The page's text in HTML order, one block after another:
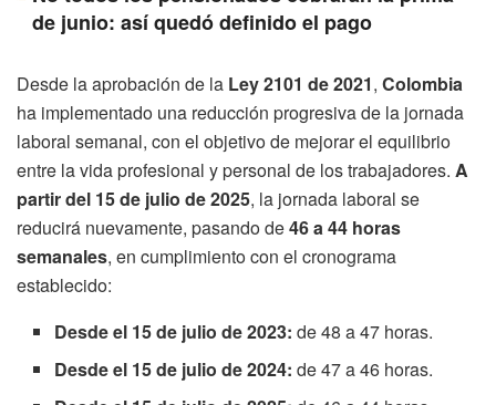
de junio: así quedó definido el pago
Desde la aprobación de la Ley 2101 de 2021, Colombia
ha implementado una reducción progresiva de la jornada
laboral semanal, con el objetivo de mejorar el equilibrio
entre la vida profesional y personal de los trabajadores. A
partir del 15 de julio de 2025, la jornada laboral se
reducirá nuevamente, pasando de46 a 44 horas
semanales, en cumplimiento con el cronograma
establecido:
Desde el 15 de julio de 2023: de 48 a 47 horas.
Desde el 15 de julio de 2024: de 47 a 46 horas.